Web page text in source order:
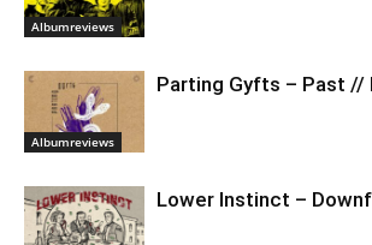
Albumreviews
Albumreviews
Parting Gyfts – Past //
Lower Instinct –